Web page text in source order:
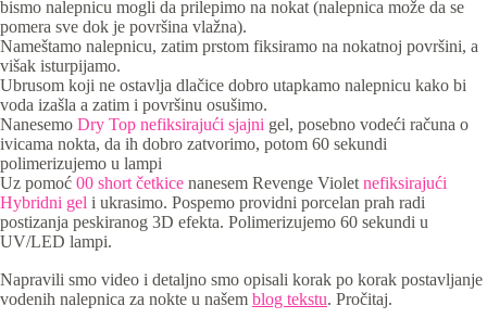
bismo nalepnicu mogli da prilepimo na nokat (nalepnica može da se
pomera sve dok je površina vlažna).
Nameštamo nalepnicu, zatim prstom fiksiramo na nokatnoj površini, a
višak isturpijamo.
Ubrusom koji ne ostavlja dlačice dobro utapkamo nalepnicu kako bi
voda izašla a zatim i površinu osušimo.
Nanesemo Dry Top nefiksirajući sjajni gel, posebno vodeći računa o
ivicama nokta, da ih dobro zatvorimo, potom 60 sekundi
polimerizujemo u lampi
Uz pomoć 00 short četkice nanesem Revenge Violet nefiksirajući
Hybridni gel i ukrasimo. Pospemo providni porcelan prah radi
postizanja peskiranog 3D efekta. Polimerizujemo 60 sekundi u
UV/LED lampi.
Napravili smo video i detaljno smo opisali korak po korak postavljanje
vodenih nalepnica za nokte u našem blog tekstu. Pročitaj.